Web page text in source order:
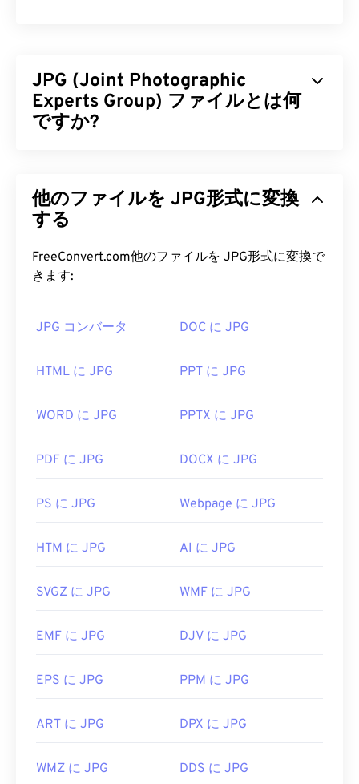
JPG (Joint Photographic
Experts Group) ファイルとは何
ですか?
た汎用ファイル形式です。JPGの優れた圧縮率こそ
が、広く使用されている理由です。また、JPGファ
での転送やウェブサイトでの使用に最適です。当社
の JPEG圧縮
さらに高い圧縮率が必要な場合は、JPG を、より
ばいいですか?
ほぼすべての画像ビューアプログラムやアプリケー
常はデフォルトの画像ビューア、画像エディタ、ま
プリケーションを選択するには、右クリックして
JPGファイルは、
Chromeなどの一般的なウェブブ
ーション、Apple PreviewなどのMac OSアプリケ
を変更するには、
画像リサイズツールをご利用くだ
開発者:
Joint Photographic Experts Group
関連するJPGツール:
他のファイルを JPG形式に変換
する
FreeConvert.com他のファイルを JPG形式に変換で
きます:
JPG コンバータ DOC に JPG
HTML に JPG PPT に JPG
WORD に JPG PPTX に JPG
PDF に JPG DOCX に JPG
PS に JPG Webpage に JPG
HTM に JPG AI に JPG
SVGZ に JPG WMF に JPG
EMF に JPG DJV に JPG
EPS に JPG PPM に JPG
ART に JPG DPX に JPG
WMZ に JPG DDS に JPG